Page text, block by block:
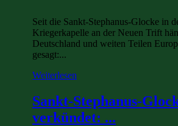
Seit die Sankt-Stephanus-Glocke in
Kriegerkapelle an der Neuen Trift
Deutschland und weiten Teilen
gesagt:...
Weiterlesen
Sankt-Stephanus-
verkündet: ...